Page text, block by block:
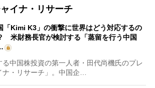
イナ・リサーチ
「Kimi K3」の衝撃に世界はどう対応するの
米財務長官が検討する「蒸留を行う中国
中国株投資の第一人者・田代尚機氏のプレ
ナ・リサーチ」。中国企…